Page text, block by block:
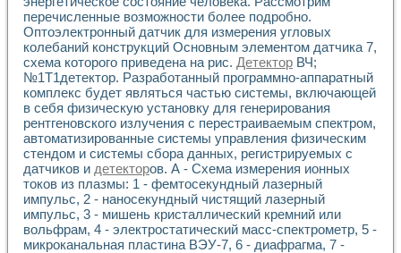
Аппаратно-программный комплекс для исследования
Автоматизированный дистанционный лабораторный
Исследование возможности реставрации одномерных
Использование технологий NATIONAL INSTRUMENTS в
Разработка модификаций алгоритма полигармонической
Учебный стенд для исследования принципа действия
Виртуальная система поддержки принимаемых решений в
Преемственность дисциплин «Моделирование систем» и
Универсальный стенд для исследования электрических
Лабораторные практикумы по информационно-
Виртуальный измеритель частотных характеристик на
Лабораторный практикум по основам теории Коммутации
Разработка виртуальной лабораторной работы
Виртуальные практикумы по электротехнике в среде
перечисленные возможности более подробно.
Оптоэлектронный датчик для измерения угловых
колебаний конструкций Основным элементом датчика 7,
схема которого приведена на рис. Детектор ВЧ;
№1Т1детектор. Разработанный программно-аппаратный
комплекс будет являться частью системы, включающей
в себя физическую установку для генерирования
рентгеновского излучения с перестраиваемым спектром,
автоматизированные системы управления физическим
стендом и системы сбора данных, регистрируемых с
датчиков и детекторов. А - Схема измерения ионных
токов из плазмы: 1 - фемтосекундный лазерный
импульс, 2 - наносекундный чистящий лазерный
импульс, 3 - мишень кристаллический кремний или
вольфрам, 4 - электростатический масс-спектрометр, 5 -
микроканальная пластина ВЭУ-7, 6 - диафрагма, 7 -